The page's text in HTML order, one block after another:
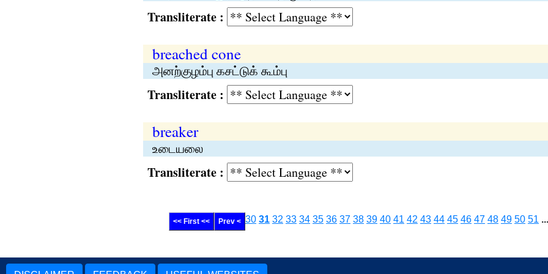
Transliterate :
breached cone
அனற்குழம்பு கசட்டுக் கூம்பு
Transliterate :
breaker
உடையலை
Transliterate :
<< First << Prev < 30 31 32 33 34 35 36 37 38 39 40 41 42 43 44 45 46 47 48 49 50 51